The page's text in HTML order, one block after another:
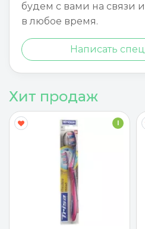
будем с вами на связи
в любое время.
Написать
Хит продаж